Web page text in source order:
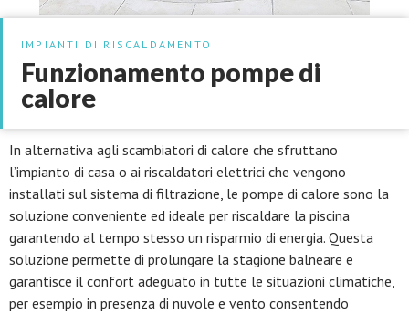
IMPIANTI DI RISCALDAMENTO
Funzionamento pompe di
calore
In alternativa agli scambiatori di calore che sfruttano
l’impianto di casa o ai riscaldatori elettrici che vengono
installati sul sistema di filtrazione, le pompe di calore sono la
soluzione conveniente ed ideale per riscaldare la piscina
garantendo al tempo stesso un risparmio di energia. Questa
soluzione permette di prolungare la stagione balneare e
garantisce il confort adeguato in tutte le situazioni climatiche,
per esempio in presenza di nuvole e vento consentendo